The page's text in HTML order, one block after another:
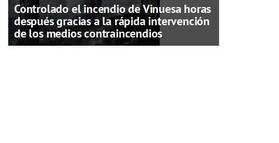
Controlado el incendio de Vinuesa horas
después gracias a la rápida intervención
de los medios contraincendios